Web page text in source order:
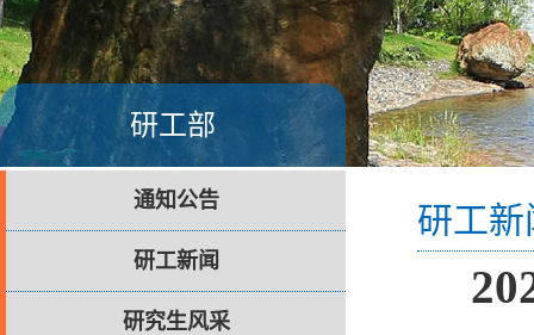
研工部
通知公告
研工新闻
研究生风采
研工新